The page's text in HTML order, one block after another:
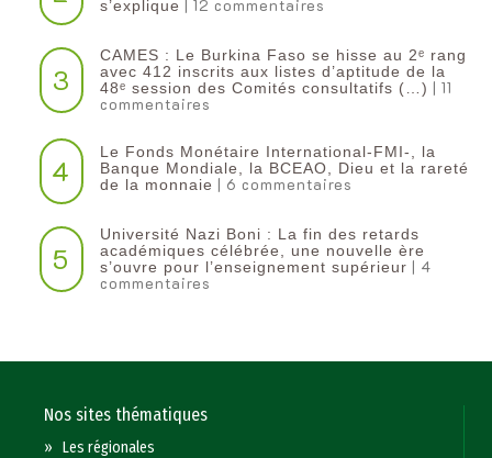
s’explique | 12 commentaires
3
CAMES : Le Burkina Faso se hisse au 2ᵉ rang
avec 412 inscrits aux listes d’aptitude de la
48ᵉ session des Comités consultatifs (…) | 11
commentaires
4
Le Fonds Monétaire International-FMI-, la
Banque Mondiale, la BCEAO, Dieu et la rareté
de la monnaie | 6 commentaires
5
Université Nazi Boni : La fin des retards
académiques célébrée, une nouvelle ère
s’ouvre pour l’enseignement supérieur | 4
commentaires
Nos sites thématiques
»Les régionales